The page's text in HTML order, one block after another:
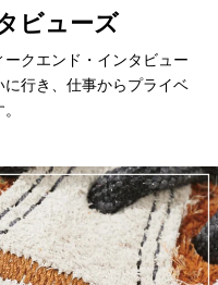
ビューズ
クエンド・インタビュー
行き、仕事からプライベ